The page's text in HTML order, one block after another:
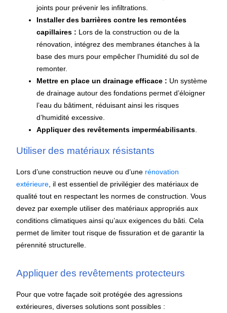
joints pour prévenir les infiltrations.
Installer des barrières contre les remontées
capillaires : Lors de la construction ou de la
rénovation, intégrez des membranes étanches à la
base des murs pour empêcher l’humidité du sol de
remonter.
Mettre en place un drainage efficace : Un système
de drainage autour des fondations permet d’éloigner
l’eau du bâtiment, réduisant ainsi les risques
d’humidité excessive.
Appliquer des revêtements imperméabilisants
Utiliser des matériaux résistants
Lors d’une construction neuve ou d’une rénovation
extérieure , il est essentiel de privilégier des matériaux de
qualité tout en respectant les normes de construction. Vous
devez par exemple utiliser des matériaux appropriés aux
conditions climatiques ainsi qu’aux exigences du bâti. Cela
permet de limiter tout risque de fissuration et de garantir la
pérennité structurelle.
Appliquer des revêtements protecteurs
Pour que votre façade soit protégée des agressions
extérieures, diverses solutions sont possibles :